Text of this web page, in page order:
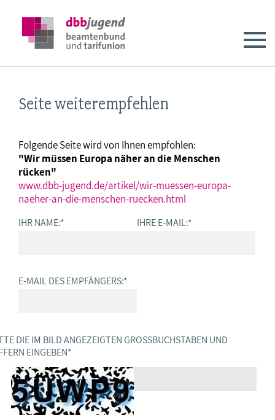
Seite weiterempfehlen
Folgende Seite wird von Ihnen empfohlen:
"Wir müssen Europa näher an die Menschen
rücken"
www.dbb-jugend.de/artikel/wir-muessen-europa-
naeher-an-die-menschen-ruecken.html
IHR NAME:* IHRE E-MAIL:*
E-MAIL DES EMPFÄNGERS:*
DIE IM BILD ANGEZEIGTEN GROSSBUCHSTABEN UND Z
EINGEBEN *